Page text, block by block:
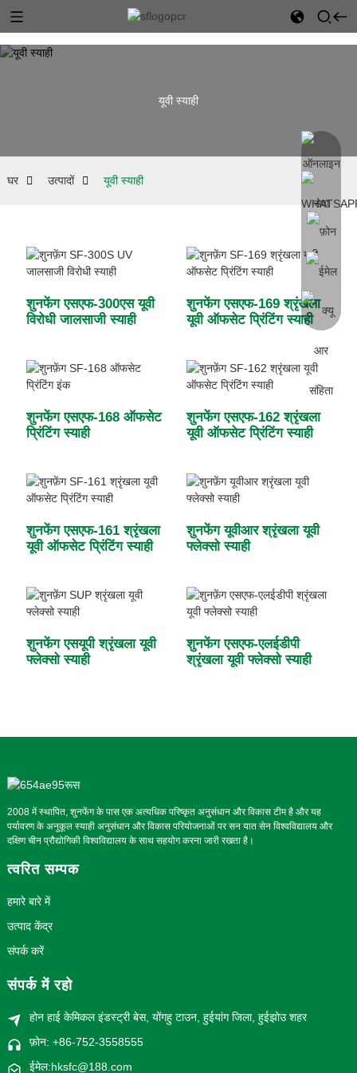
यूवी स्याही
घर उत्पादों यूवी स्याही
शुनफेंग एसएफ-300एस यूवी
विरोधी जालसाजी स्याही
शुनफेंग एसएफ-169 श्रृंखला
यूवी ऑफसेट प्रिंटिंग स्याही
शुनफेंग एसएफ-168 ऑफसेट
प्रिंटिंग स्याही
शुनफेंग एसएफ-162 श्रृंखला
यूवी ऑफसेट प्रिंटिंग स्याही
शुनफेंग एसएफ-161 श्रृंखला
यूवी ऑफसेट प्रिंटिंग स्याही
शुनफेंग यूवीआर श्रृंखला यूवी
फ्लेक्सो स्याही
शुनफेंग एसयूपी श्रृंखला यूवी
फ्लेक्सो स्याही
शुनफेंग एसएफ-एलईडीपी
श्रृंखला यूवी फ्लेक्सो स्याही
2008 में स्थापित, शुनफेंग के पास एक अत्यधिक परिष्कृत अनुसंधान और विकास टीम है और यह
पर्यावरण के अनुकूल स्याही अनुसंधान और विकास परियोजनाओं पर सन यात सेन विश्वविद्यालय और
दक्षिण चीन प्रौद्योगिकी विश्वविद्यालय के साथ सहयोग करना जारी रखता है।
त्वरित सम्पक
हमारे बारे में
उत्पाद केंद्र
संपर्क करें
संपर्क में रहो
होन हाई केमिकल इंडस्ट्री बेस, योंगहु टाउन, हुईयांग जिला, हुईझोउ शहर
फ़ोन: +86-752-3558555
ईमेल:hksfc@188.com